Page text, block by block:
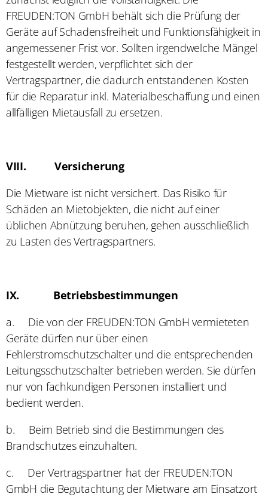
FREUDEN:TON GmbH behält sich die Prüfung der
Geräte auf Schadensfreiheit und Funktionsfähigkeit in
angemessener Frist vor. Sollten irgendwelche Mängel
festgestellt werden, verpflichtet sich der
Vertragspartner, die dadurch entstandenen Kosten
für die Reparatur inkl. Materialbeschaffung und einen
allfälligen Mietausfall zu ersetzen.
VIII.
Versicherung
Die Mietware ist nicht versichert. Das Risiko für
Schäden an Mietobjekten, die nicht auf einer
üblichen Abnützung beruhen, gehen ausschließlich
zu Lasten des Vertragspartners.
IX.
Betriebsbestimmungen
a.
Die von der FREUDEN:TON GmbH vermieteten
Geräte dürfen nur über einen
Fehlerstromschutzschalter und die entsprechenden
Leitungsschutzschalter betrieben werden. Sie dürfen
nur von fachkundigen Personen installiert und
bedient werden.
b.
Beim Betrieb sind die Bestimmungen des
Brandschutzes einzuhalten.
c.
Der Vertragspartner hat der FREUDEN:TON
GmbH die Begutachtung der Mietware am Einsatzort